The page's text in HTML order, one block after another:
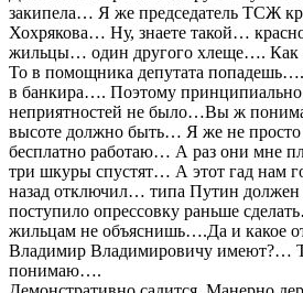
закипела… Я же председатель ТСЖ
Хохрякова… Ну, знаете такой…
жильцы… один другого хлеще….
То в помощника депутата
в банкира…. Поэтому
неприятностей не было…Вы ж
высоте должно быть… Я же не просто
бесплатно работаю… А раз они мне
три шкуры спустят… А этот гад нам
назад отключил… типа Путин должен
поступило опрессовку раньше
жильцам не объяснишь….Да и какое
Владимир Владимировичу имеют?…
понимаю….